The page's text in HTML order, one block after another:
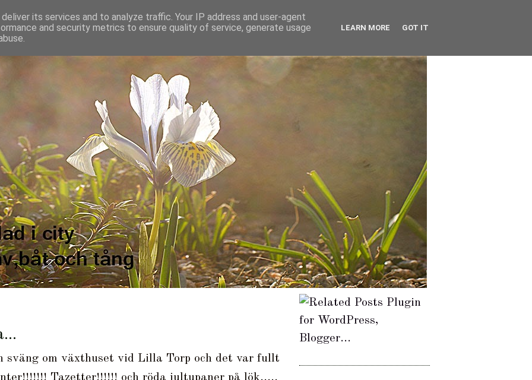
sväng om växthuset vid Lilla Torp och det var fullt
Tazetter!!!!!! och röda jultupaner på lök.....
its services and to analyze traffic. Your IP address and user-agent
and security metrics to ensure quality of service, generate usage
LEARN MORE GOT IT